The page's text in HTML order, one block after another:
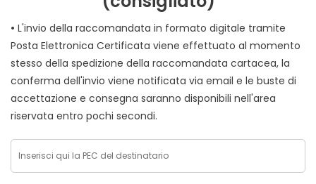
• L'invio della raccomandata in formato digitale tramite
Posta Elettronica Certificata viene effettuato al momento
stesso della spedizione della raccomandata cartacea, la
conferma dell'invio viene notificata via email e le buste di
accettazione e consegna saranno disponibili nell'area
riservata entro pochi secondi.